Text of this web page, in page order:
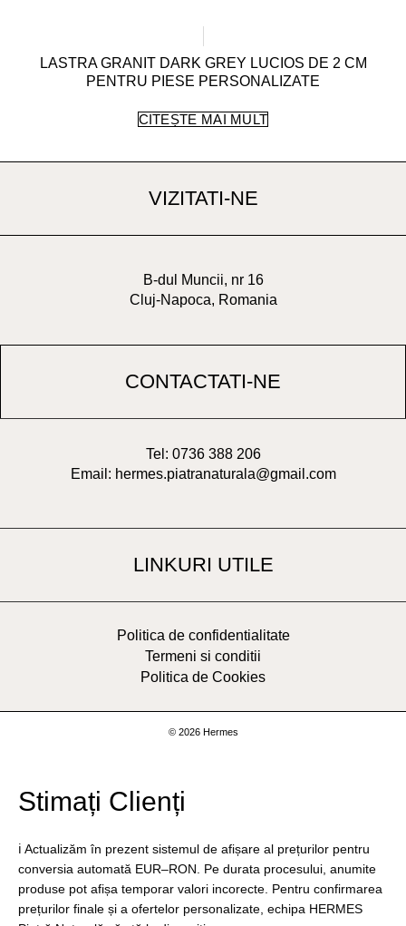
LASTRA GRANIT DARK GREY LUCIOS DE 2 CM
PENTRU PIESE PERSONALIZATE
CITEȘTE MAI MULT
VIZITATI-NE
B-dul Muncii, nr 16
Cluj-Napoca, Romania
CONTACTATI-NE
Tel: 0736 388 206
Email: hermes.piatranaturala@gmail.com
LINKURI UTILE
Politica de confidentialitate
Termeni si conditii
Politica de Cookies
© 2026 Hermes
Stimați Clienți
ℹ️ Actualizăm în prezent sistemul de afișare al prețurilor pentru
conversia automată EUR–RON. Pe durata procesului, anumite
produse pot afișa temporar valori incorecte. Pentru confirmarea
prețurilor finale și a ofertelor personalizate, echipa HERMES